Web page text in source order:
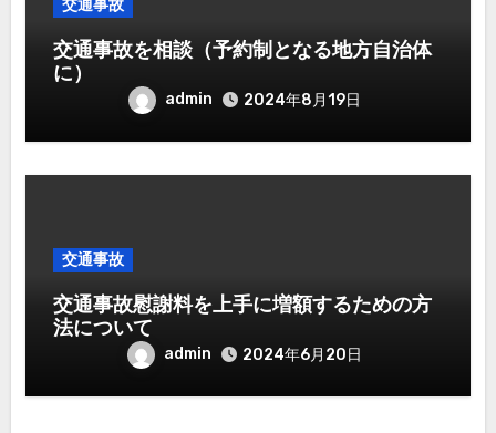
交通事故
交通事故を相談（予約制となる地方自治体
に）
admin 2024年8月19日
交通事故
交通事故慰謝料を上手に増額するための方
法について
admin 2024年6月20日